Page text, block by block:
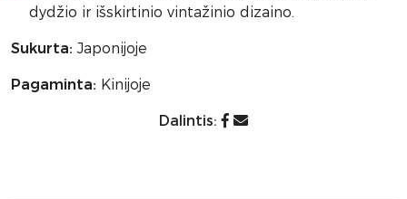
dydžio ir išskirtinio vintažinio dizaino.
Sukurta: Japonijoje
Pagaminta: Kinijoje
Dalintis: